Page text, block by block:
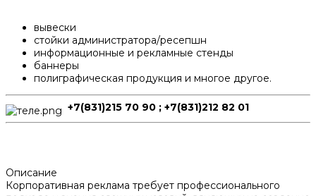
вывески
стойки администратора/ресепшн
информационные и рекламные стенды
баннеры
полиграфическая продукция и многое другое.
+7(831)215 70 90 ; +7(831)212 82 01
Описание
Корпоративная реклама требует профессионального